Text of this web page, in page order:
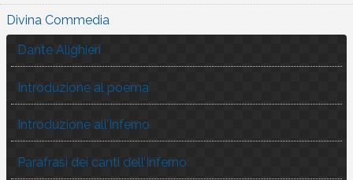
Divina Commedia
Dante Alighieri
Introduzione al poema
Introduzione all’Inferno
Parafrasi dei canti dell’Inferno